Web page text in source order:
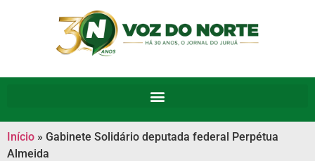
Início » Gabinete Solidário deputada federal Perpétua
Almeida